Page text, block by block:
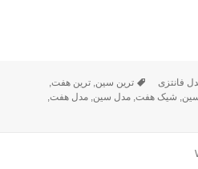
فانتزی برچسب‌ها
ترین سین ,ترین هفت‌
شیک هفت‌ ,مدل‌ سین ,مدل‌ هفت‌